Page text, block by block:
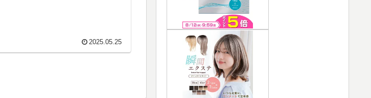
2025.05.25